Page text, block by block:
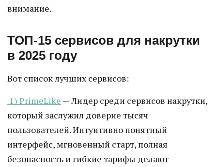
внимание.
ТОП-15 сервисов для накрутки
в 2025 году
Вот список лучших сервисов:
1) PrimeLike — Лидер среди сервисов накрутки,
который заслужил доверие тысяч
пользователей. Интуитивно понятный
интерфейс, мгновенный старт, полная
безопасность и гибкие тарифы делают